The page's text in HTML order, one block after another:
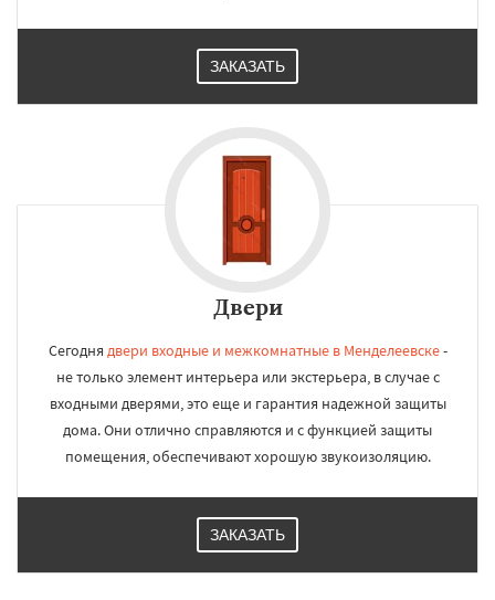
ЗАКАЗАТЬ
Двери
Сегодня двери входные и межкомнатные в Менделеевске-
не только элемент интерьера или экстерьера, в случае с
входными дверями, это еще и гарантия надежной защиты
дома. Они отлично справляются и с функцией защиты
помещения, обеспечивают хорошую звукоизоляцию.
ЗАКАЗАТЬ